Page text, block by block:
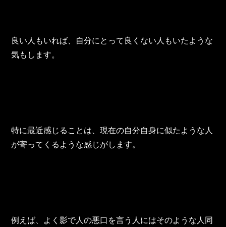
株式会社 ワールドパーツ
東邦コラム
良い人もいれば、自分にとって良くない人もいたような
気もします。
特に最近感じることは、現在の自分自身に似たような人
が寄ってくるような感じがします。
例えば、よく影で人の悪口を言う人にはそのような人同